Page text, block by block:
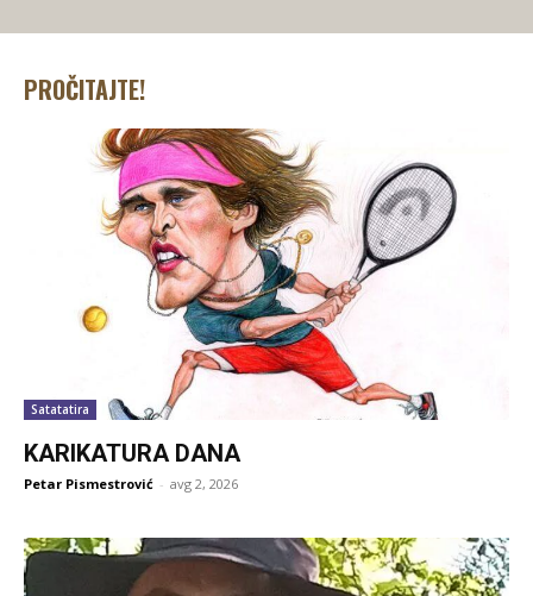
PROČITAJTE!
Satatatira
KARIKATURA DANA
Petar Pismestrović - avg 2, 2026